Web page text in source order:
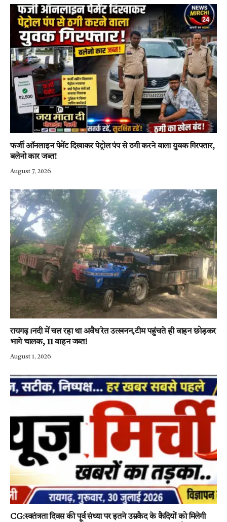
फर्जी ऑनलाइन पेमेंट दिखाकर पेट्रोल पंप से ठगी करने वाला युवक गिरफ्तार,
बलेनो कार जब्त!
August 7, 2026
रायगढ़।नदी में चल रहा था अवैध रेत उत्खनन,टीम पहुंचते ही वाहन छोड़कर
भागे चालक, 11 वाहन जब्त!
August 1, 2026
CG:स्वतंत्रता दिवस की पूर्व संध्या पर इतने उम्रकैद के कैदियों को मिलेगी